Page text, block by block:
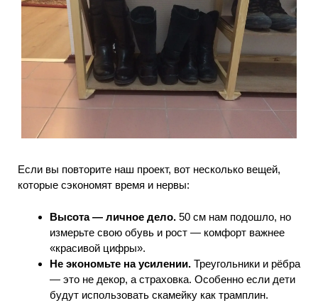
Если вы повторите наш проект, вот несколько вещей,
которые сэкономят время и нервы:
Высота — личное дело. 50 см нам подошло, но
измерьте свою обувь и рост — комфорт важнее
«красивой цифры».
Не экономьте на усилении. Треугольники и рёбра
— это не декор, а страховка. Особенно если дети
будут использовать скамейку как трамплин.